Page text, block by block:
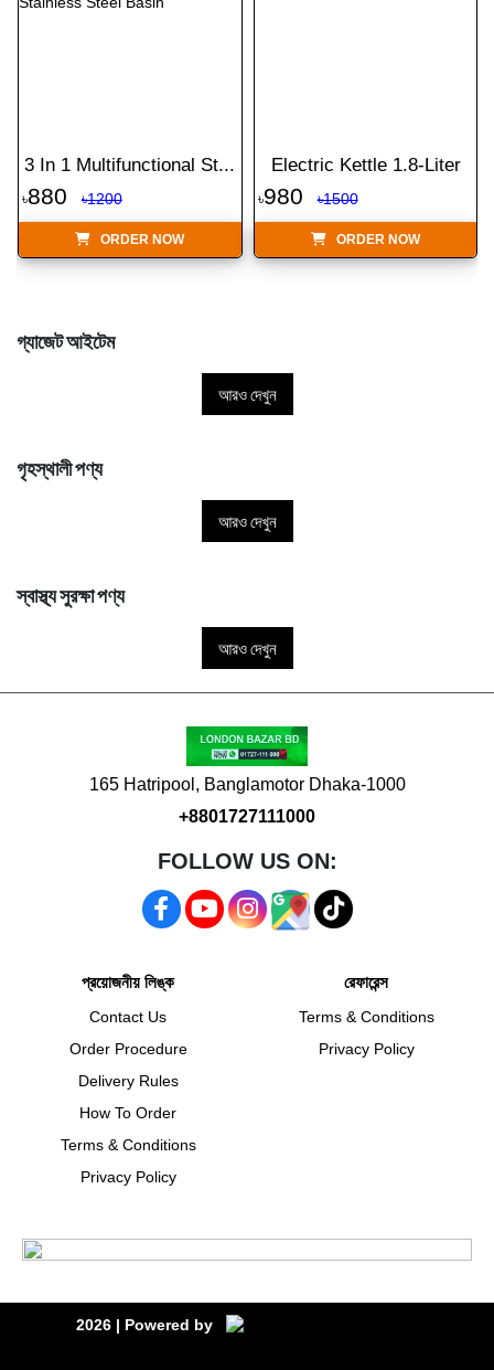
3 In 1 Multifunctional St...
৳880 ৳1200
ORDER NOW
Electric Kettle 1.8-Liter
৳980 ৳1500
ORDER NOW
গ্যাজেট আইটেম
আরও দেখুন
গৃহস্থালী পণ্য
আরও দেখুন
স্বাস্থ্য সুরক্ষা পণ্য
আরও দেখুন
165 Hatripool, Banglamotor Dhaka-1000
+8801727111000
FOLLOW US ON:
প্রয়োজনীয় লিঙ্ক
Contact Us
Order Procedure
Delivery Rules
How To Order
Terms & Conditions
Privacy Policy
রেফারেন্স
Terms & Conditions
Privacy Policy
2026 | Powered by